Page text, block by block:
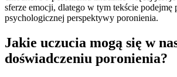
sferze emocji, dlatego w tym tekście podejmę
psychologicznej perspektywy poronienia.
Jakie uczucia mogą się w
doświadczeniu poronienia?